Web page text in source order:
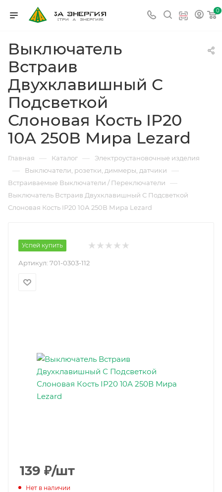
0
Выключатель
Встраив
Двухклавишный С
Подсветкой
Слоновая Кость IP20
10А 250В Мира Lezard
Главная — Каталог — Электроустановочные изделия
— Выключатели, розетки, диммеры, датчики —
Встраиваемые Выключатели / Переключатели —
Выключатель Встраив Двухклавишный С Подсветкой
Слоновая Кость IP20 10А 250В Мира Lezard
Успей купить
Артикул: 701-0303-112
139 ₽/шт
Нет в наличии